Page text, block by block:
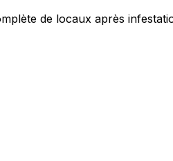
de locaux après